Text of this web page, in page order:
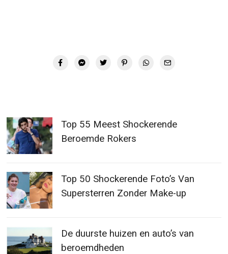
Top 55 Meest Shockerende
Beroemde Rokers
Top 50 Shockerende Foto’s Van
Supersterren Zonder Make-up
De duurste huizen en auto’s van
beroemdheden